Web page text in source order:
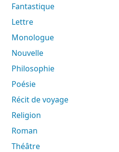
Fantastique
Lettre
Monologue
Nouvelle
Philosophie
Poésie
Récit de voyage
Religion
Roman
Théâtre